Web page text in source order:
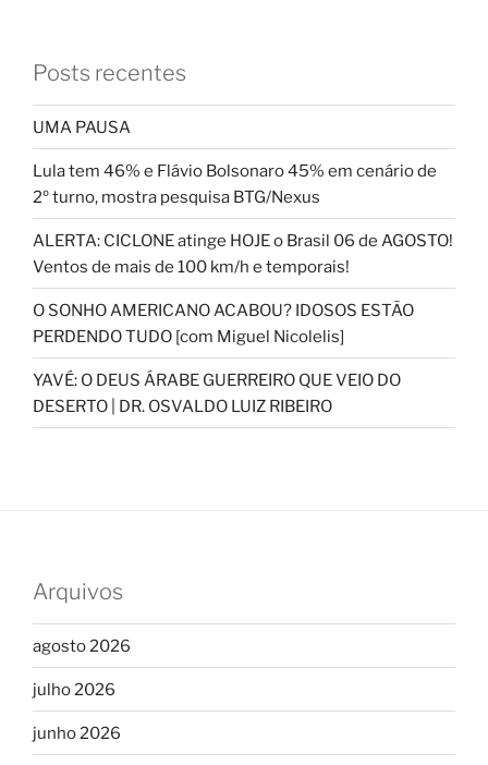
Posts recentes
UMA PAUSA
Lula tem 46% e Flávio Bolsonaro 45% em cenário de
2º turno, mostra pesquisa BTG/Nexus
ALERTA: CICLONE atinge HOJE o Brasil 06 de AGOSTO!
Ventos de mais de 100 km/h e temporais!
O SONHO AMERICANO ACABOU? IDOSOS ESTÃO
PERDENDO TUDO [com Miguel Nicolelis]
YAVÉ: O DEUS ÁRABE GUERREIRO QUE VEIO DO
DESERTO | DR. OSVALDO LUIZ RIBEIRO
Arquivos
agosto 2026
julho 2026
junho 2026